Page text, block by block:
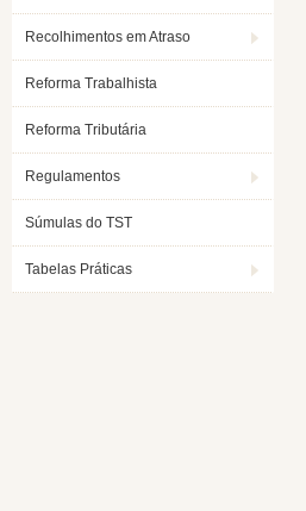
Recolhimentos em Atraso
Reforma Trabalhista
Reforma Tributária
Regulamentos
Súmulas do TST
Tabelas Práticas